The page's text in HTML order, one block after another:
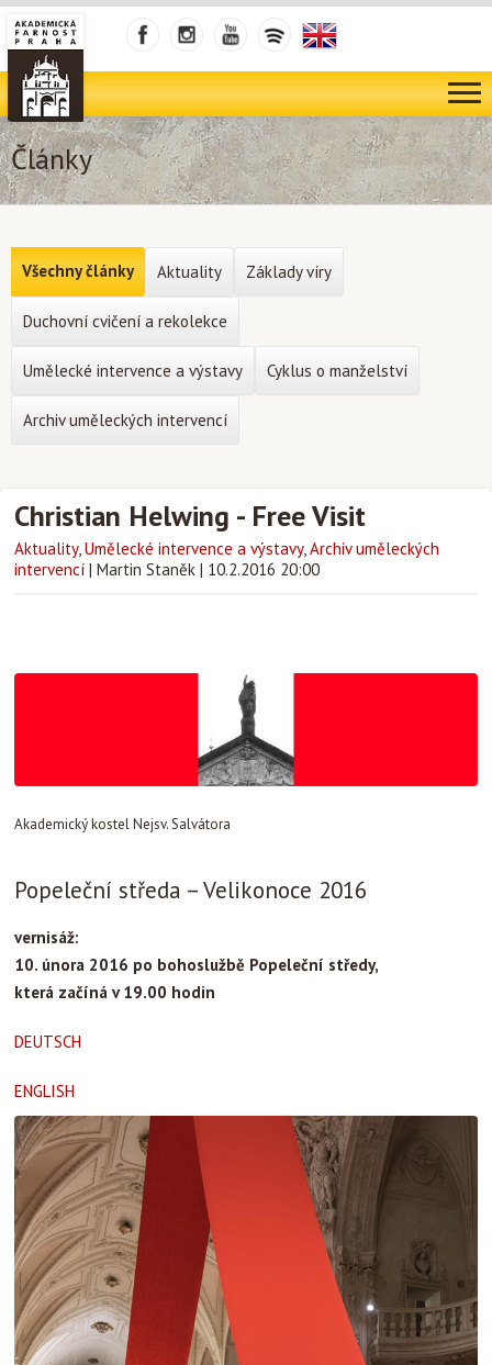
Články
Christian Helwing - Free Visit
Aktuality,Umělecké intervence a výstavy,Archiv uměleckých
intervencí | Martin Staněk | 10.2.2016 20:00
Akademický kostel Nejsv. Salvátora
Popeleční středa – Velikonoce 2016
vernisáž:
10. února 2016 po bohoslužbě Popeleční středy,
která začíná v 19.00 hodin
DEUTSCH
ENGLISH
Všechny články Aktuality Základy víry
Duchovní cvičení a rekolekce
Umělecké intervence a výstavy Cyklus o manželství
Archiv uměleckých intervencí